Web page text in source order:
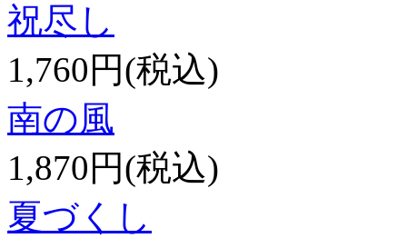
祝尽し
1,760円(税込)
南の風
1,870円(税込)
夏づくし